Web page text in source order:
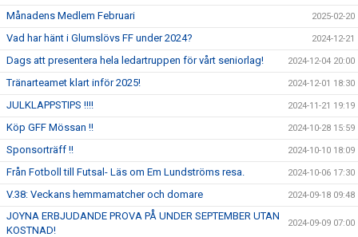
Månadens Medlem Februari 2025-02-20
Vad har hänt i Glumslövs FF under 2024? 2024-12-21
Dags att presentera hela ledartruppen för vårt seniorlag! 2024-12-04 20:00
Tränarteamet klart inför 2025! 2024-12-01 18:30
JULKLAPPSTIPS !!!! 2024-11-21 19:19
Köp GFF Mössan !! 2024-10-28 15:59
Sponsorträff !! 2024-10-10 18:09
Från Fotboll till Futsal- Läs om Em Lundströms resa. 2024-10-06 17:30
V.38: Veckans hemmamatcher och domare 2024-09-18 09:48
JOYNA ERBJUDANDE PROVA PÅ UNDER SEPTEMBER UTAN
KOSTNAD!
2024-09-09 07:00